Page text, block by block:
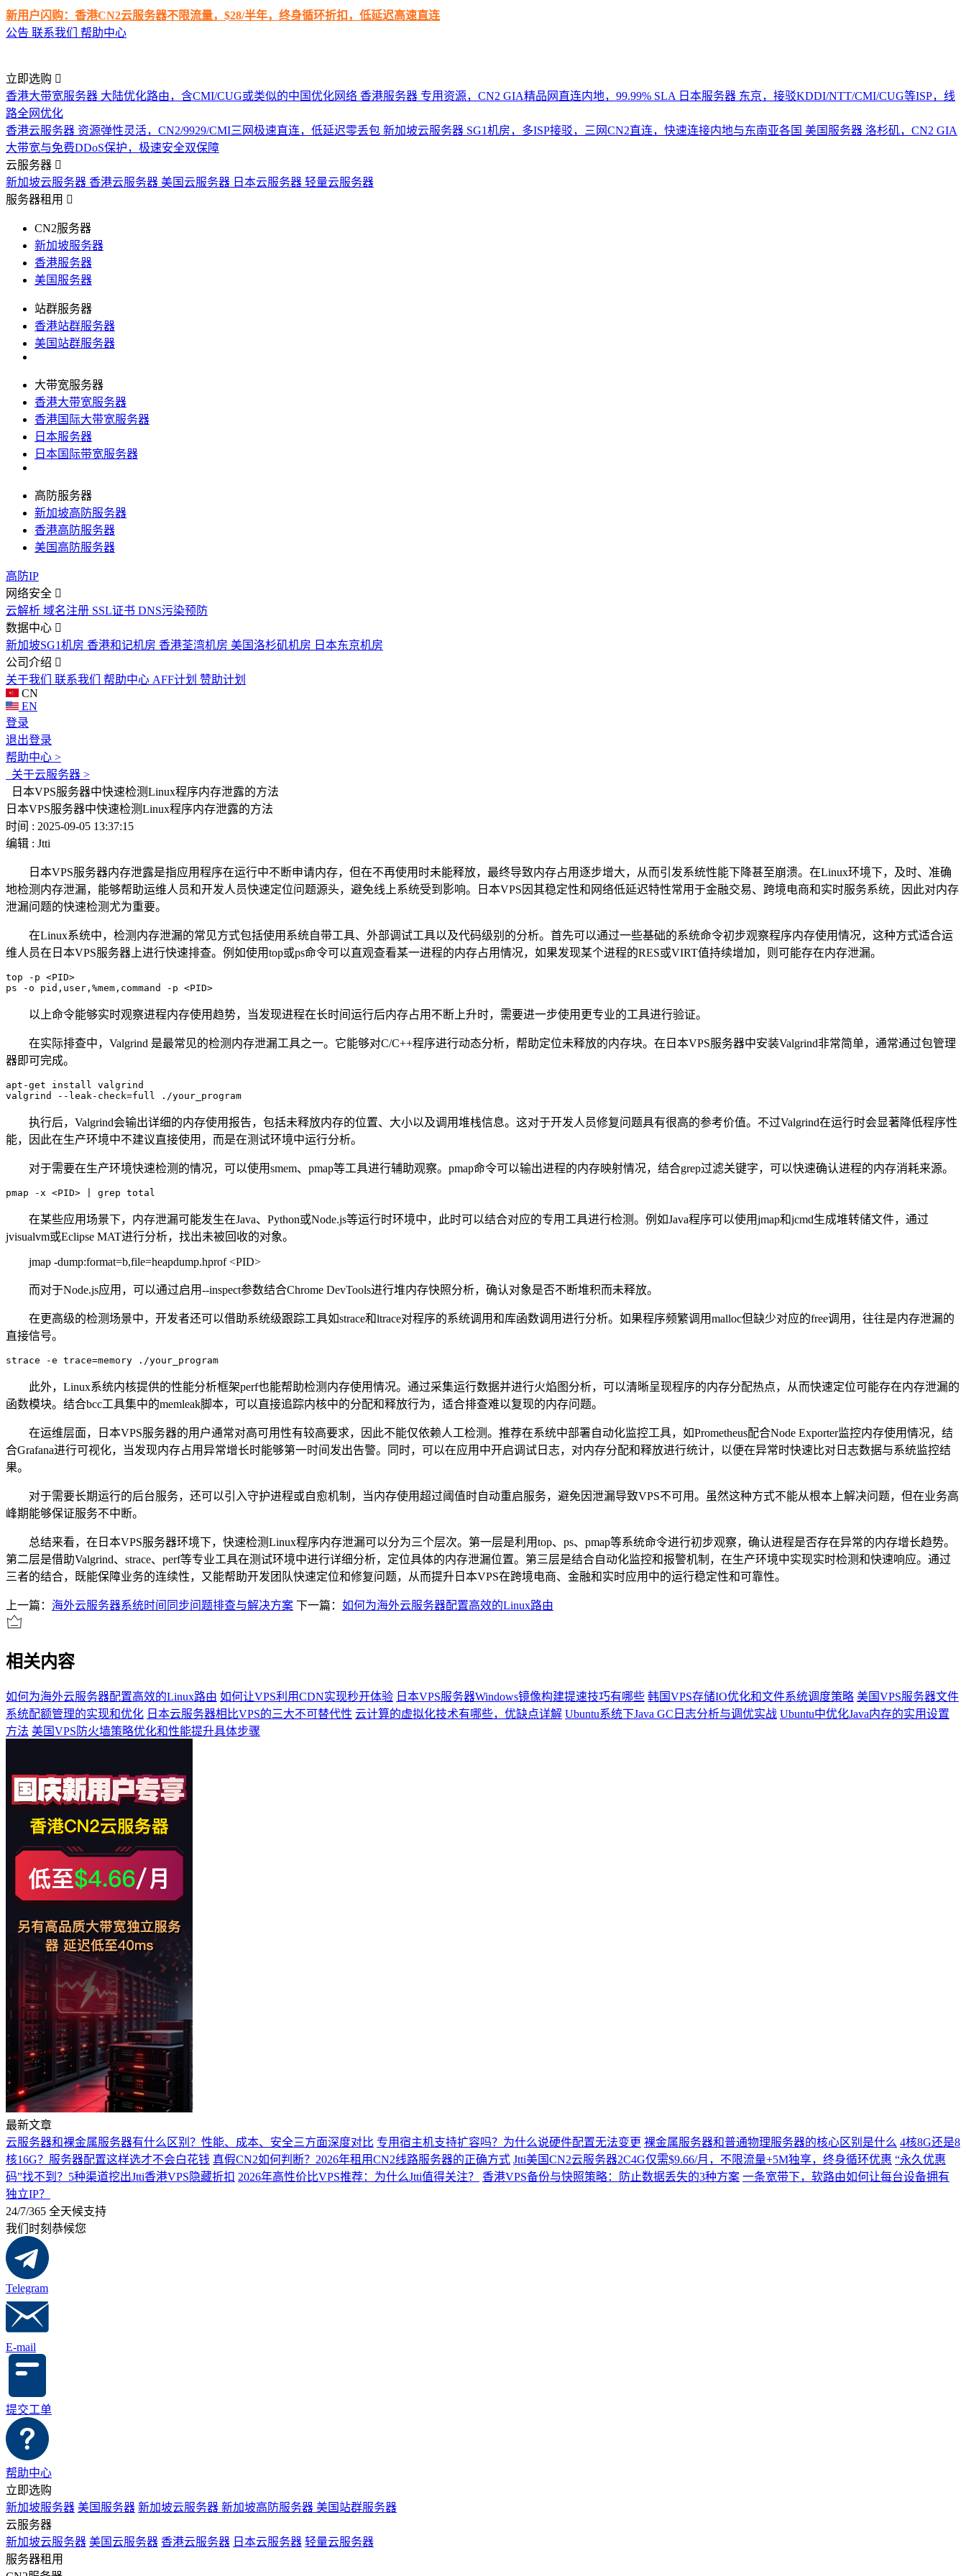
新用户闪购：香港CN2云服务器不限流量，$28/半年，终身循环折扣，低延迟高速直连
公告 联系我们 帮助中心
立即选购
香港大带宽服务器 大陆优化路由，含CMI/CUG或类似的中国优化网络 香港服务器 专用资源，CN2 GIA精品网直连内地，99.99% SLA 日本服务器 东京，接驳KDDI/NTT/CMI/CUG等ISP，线
路全网优化
香港云服务器 资源弹性灵活，CN2/9929/CMI三网极速直连，低延迟零丢包 新加坡云服务器 SG1机房，多ISP接驳，三网CN2直连，快速连接内地与东南亚各国 美国服务器 洛杉矶，CN2 GIA
大带宽与免费DDoS保护，极速安全双保障
云服务器
新加坡云服务器 香港云服务器 美国云服务器 日本云服务器 轻量云服务器
服务器租用
CN2服务器
新加坡服务器
香港服务器
美国服务器
站群服务器
香港站群服务器
美国站群服务器
大带宽服务器
香港大带宽服务器
香港国际大带宽服务器
日本服务器
日本国际带宽服务器
高防服务器
新加坡高防服务器
香港高防服务器
美国高防服务器
高防IP
网络安全
云解析 域名注册 SSL证书 DNS污染预防
数据中心
新加坡SG1机房 香港和记机房 香港荃湾机房 美国洛杉矶机房 日本东京机房
公司介绍
关于我们 联系我们 帮助中心 AFF计划 赞助计划
CN
EN
登录
退出登录
帮助中心 >
关于云服务器 >
日本VPS服务器中快速检测Linux程序内存泄露的方法
日本VPS服务器中快速检测Linux程序内存泄露的方法
时间 : 2025-09-05 13:37:15
编辑 : Jtti
日本VPS服务器内存泄露是指应用程序在运行中不断申请内存，但在不再使用时未能释放，最终导致内存占用逐步增大，从而引发系统性能下降甚至崩溃。在Linux环境下，及时、准确
地检测内存泄漏，能够帮助运维人员和开发人员快速定位问题源头，避免线上系统受到影响。日本VPS 因其稳定性和网络低延迟特性常用于金融交易、跨境电商和实时服务系统，因此对内存
泄漏问题的快速检测尤为重要。
在Linux系统中，检测内存泄漏的常见方式包括使用系统自带工具、外部调试工具以及代码级别的分析。首先可以通过一些基础的系统命令初步观察程序内存使用情况，这种方式适合运
维人员在日本VPS服务器上进行快速排查。例如使用top或ps命令可以直观查看某一进程的内存占用情况，如果发现某个进程的RES或VIRT值持续增加，则可能存在内存泄漏。
top -p <PID>
ps -o pid,user,%mem,command -p <PID>
以上命令能够实时观察进程内存使用趋势，当发现进程在长时间运行后内存占用不断上升时，需要进一步使用更专业的工具进行验证。
在实际排查中， Valgrind 是最常见的检测内存泄漏工具之一。它能够对C/C++程序进行动态分析，帮助定位未释放的内存块。在日本VPS服务器中安装Valgrind非常简单，通常通过包管理
器即可完成。
apt-get install valgrind
valgrind --leak-check=full ./your_program
执行后， Valgrind会输出详细的内存使用报告，包括未释放内存的位置、大小以及调用堆栈信息。这对于开发人员修复问题具有很高的参考价值。不过Valgrind在运行时会显著降低程序性
能，因此在生产环境中不建议直接使用，而是在测试环境中运行分析。
对于需要在生产环境快速检测的情况，可以使用smem、 pmap等工具进行辅助观察。 pmap命令可以输出进程的内存映射情况，结合grep过滤关键字，可以快速确认进程的内存消耗来源。
pmap -x <PID> | grep total
在某些应用场景下，内存泄漏可能发生在Java、 Python或Node.js等运行时环境中，此时可以结合对应的专用工具进行检测。例如Java程序可以使用jmap和jcmd生成堆转储文件，通过
jvisualvm或Eclipse MAT进行分析，找出未被回收的对象。
jmap -dump:format=b,file=heapdump.hprof <PID>
而对于Node.js应用，可以通过启用--inspect参数结合Chrome DevTools进行堆内存快照分析，确认对象是否不断堆积而未释放。
在更高级的检测场景中，开发者还可以借助系统级跟踪工具如strace和ltrace对程序的系统调用和库函数调用进行分析。如果程序频繁调用malloc但缺少对应的free调用，往往是内存泄漏的
直接信号。
strace -e trace=memory ./your_program
此外， Linux系统内核提供的性能分析框架perf也能帮助检测内存使用情况。通过采集运行数据并进行火焰图分析，可以清晰呈现程序的内存分配热点，从而快速定位可能存在内存泄漏的
函数模块。结合bcc工具集中的memleak脚本，可以直接追踪内核中的分配和释放行为，适合排查难以复现的内存问题。
在运维层面，日本VPS服务器的用户通常对高可用性有较高要求，因此不能仅依赖人工检测。推荐在系统中部署自动化监控工具，如Prometheus配合Node Exporter监控内存使用情况，结
合Grafana进行可视化，当发现内存占用异常增长时能够第一时间发出告警。同时，可以在应用中开启调试日志，对内存分配和释放进行统计，以便在异常时快速比对日志数据与系统监控结
果。
对于需要长期运行的后台服务，还可以引入守护进程或自愈机制，当内存使用超过阈值时自动重启服务，避免因泄漏导致VPS不可用。虽然这种方式不能从根本上解决问题，但在业务高
峰期能够保证服务不中断。
总结来看，在日本VPS服务器环境下，快速检测Linux程序内存泄漏可以分为三个层次。第一层是利用top、 ps、 pmap等系统命令进行初步观察，确认进程是否存在异常的内存增长趋势。
第二层是借助Valgrind、 strace、 perf等专业工具在测试环境中进行详细分析，定位具体的内存泄漏位置。第三层是结合自动化监控和报警机制，在生产环境中实现实时检测和快速响应。通过
三者的结合，既能保障业务的连续性，又能帮助开发团队快速定位和修复问题，从而提升日本VPS在跨境电商、金融和实时应用中的运行稳定性和可靠性。
上一篇： 海外云服务器系统时间同步问题排查与解决方案 下一篇： 如何为海外云服务器配置高效的Linux路由
相关内容
如何为海外云服务器配置高效的Linux路由 如何让VPS利用CDN实现秒开体验 日本VPS服务器Windows镜像构建提速技巧有哪些 韩国VPS存储IO优化和文件系统调度策略 美国VPS服务器文件
系统配额管理的实现和优化 日本云服务器相比VPS的三大不可替代性 云计算的虚拟化技术有哪些，优缺点详解 Ubuntu系统下Java GC日志分析与调优实战 Ubuntu中优化Java内存的实用设置
方法 美国VPS防火墙策略优化和性能提升具体步骤
最新文章
云服务器和裸金属服务器有什么区别？性能、成本、安全三方面深度对比 专用宿主机支持扩容吗？为什么说硬件配置无法变更 裸金属服务器和普通物理服务器的核心区别是什么 4核8G还是8
核16G？服务器配置这样选才不会白花钱 真假CN2如何判断？2026年租用CN2线路服务器的正确方式 Jtti美国CN2云服务器2C4G仅需$9.66/月，不限流量+5M独享，终身循环优惠 “永久优惠
码”找不到？5种渠道挖出Jtti香港VPS隐藏折扣 2026年高性价比VPS推荐：为什么Jtti值得关注？ 香港VPS备份与快照策略：防止数据丢失的3种方案 一条宽带下，软路由如何让每台设备拥有
独立IP？
24/7/365 全天候支持
我们时刻恭候您
Telegram
E-mail
提交工单
帮助中心
立即选购
新加坡服务器 美国服务器 新加坡云服务器 新加坡高防服务器 美国站群服务器
云服务器
新加坡云服务器 美国云服务器 香港云服务器 日本云服务器 轻量云服务器
服务器租用